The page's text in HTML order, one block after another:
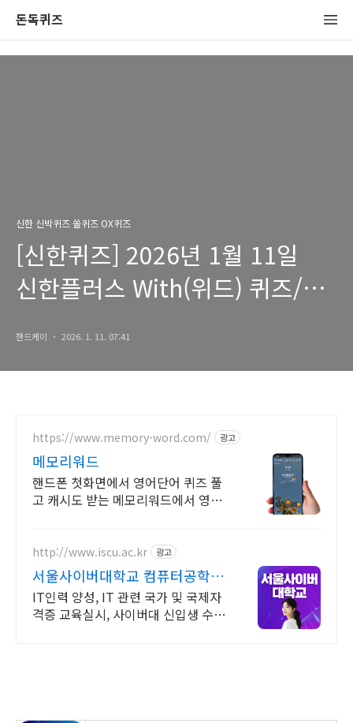
돈독퀴즈
신한 신박퀴즈 쏠퀴즈 OX퀴즈
[신한퀴즈] 2026년 1월 11일
신한플러스 With(위드) 퀴즈/
잰드케이 2026. 1. 11. 07:41
https://www.memory-word.com/ 광고
메모리워드
핸드폰 첫화면에서 영어단어 퀴즈 풀
고 캐시도 받는 메모리워드에서 영어
http://www.iscu.ac.kr 광고
서울사이버대학교 컴퓨터공학과
2026 가을학기 신편입생
IT인력 양성, IT 관련 국가 및 국제자
격증 교육실시, 사이버대 신입생 수 1